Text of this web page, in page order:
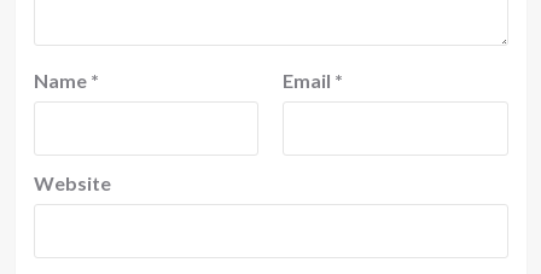
Name * Email *
Website